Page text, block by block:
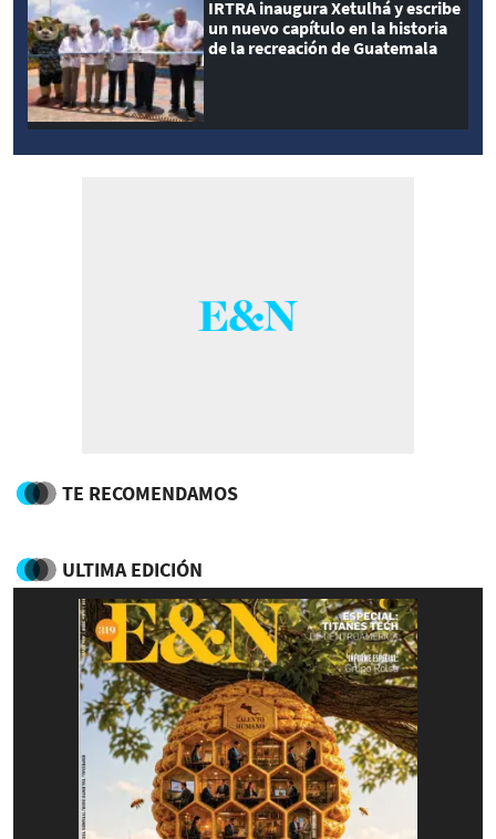
IRTRA inaugura Xetulhá y escribe
un nuevo capítulo en la historia
de la recreación de Guatemala
TE RECOMENDAMOS
ULTIMA EDICIÓN